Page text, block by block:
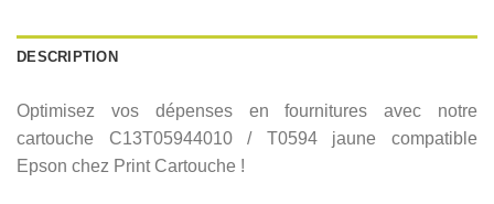
DESCRIPTION
Optimisez vos dépenses en fournitures avec notre
cartouche C13T05944010 / T0594 jaune compatible
Epson chez Print Cartouche !